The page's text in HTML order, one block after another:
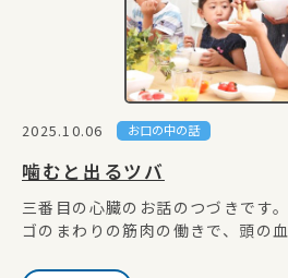
2025.10.06 お口の中の話
噛むと出るツバ
三番目の心臓のお話のつづきです
ゴのまわりの筋肉の働きで、頭の